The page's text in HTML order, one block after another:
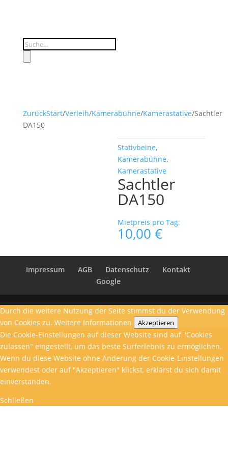
Products
search
ZurückStart/Verleih/Kamerabühne/Kamerastative/Sachtler
DA150
Stativbeine,
Kamerabühne,
Kamerastative
Sachtler
DA150
Mietpreis pro Tag:
10,00€
Impressum AGB Datenschutz
Kontakt
Google
Durch die weitere Nutzung der Seite stimmst du der Verwendung
von Cookies zu. Weitere Informationen Akzeptieren
Die Cookie-Einstellungen auf dieser Website sind auf "Cookies
zulassen" eingestellt, um das beste Surferlebnis zu ermöglichen.
Wenn du diese Website ohne Änderung der Cookie-Einstellungen
verwendest oder auf "Akzeptieren" klickst, erklärst du sich damit
einverstanden.
Schließen